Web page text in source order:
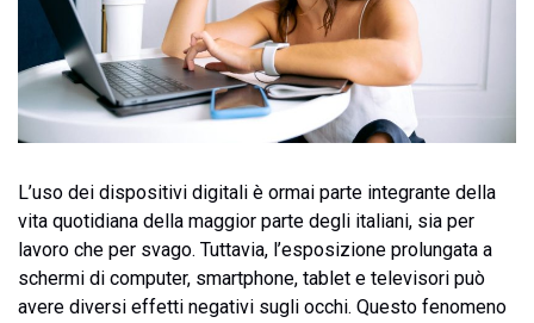
L’uso dei dispositivi digitali è ormai parte integrante della
vita quotidiana della maggior parte degli italiani, sia per
lavoro che per svago. Tuttavia, l’esposizione prolungata a
schermi di computer, smartphone, tablet e televisori può
avere diversi effetti negativi sugli occhi. Questo fenomeno